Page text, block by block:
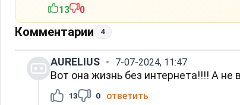
13 0
Комментарии 4
AURELIUS 7-07-2024, 11:47
Вот она жизнь без интернета!!!! А
13 0 ответить